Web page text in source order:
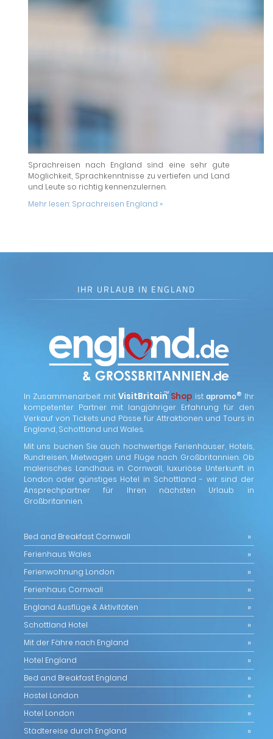
Sprachreisen nach England sind eine sehr gute
Möglichkeit, Sprachkenntnisse zu vertiefen und Land
und Leute so richtig kennenzulernen.
Mehr lesen: Sprachreisen England »
IHR URLAUB IN ENGLAND
In Zusammenarbeit mitVisitBritain
™ Shop istapromo® Ihr
kompetenter Partner mit langjähriger Erfahrung für den
Verkauf von Tickets und Pässe für Attraktionen und Tours in
England, Schottland und Wales.
Mit uns buchen Sie auch hochwertige Ferienhäuser, Hotels,
Rundreisen, Mietwagen und Flüge nach Großbritannien. Ob
malerisches Landhaus in Cornwall, luxuriöse Unterkunft in
London oder günstiges Hotel in Schottland - wir sind der
Ansprechpartner für Ihren nächsten Urlaub in
Großbritannien.
Bed and Breakfast Cornwall
Ferienhaus Wales
Ferienwohnung London
Ferienhaus Cornwall
England Ausflüge & Aktivitäten
Schottland Hotel
Mit der Fähre nach England
Hotel England
Bed and Breakfast England
Hostel London
Hotel London
Städtereise durch England